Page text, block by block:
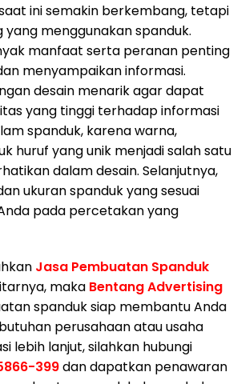
ini semakin berkembang, tetapi
menggunakan spanduk.
manfaat serta peranan penting
menyampaikan informasi.
desain menarik agar dapat
yang tinggi terhadap informasi
spanduk, karena warna,
huruf yang unik menjadi salah satu
dalam desain. Selanjutnya,
ukuran spanduk yang sesuai
pada percetakan yang
Jasa Pembuatan Spanduk
maka Bentang Advertising
spanduk siap membantu Anda
perusahaan atau usaha
lebih lanjut, silahkan hubungi
399dan dapatkan penawaran